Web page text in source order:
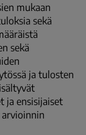
mukaan
sekä
sekä
ja tulosten
ja ensisijaiset